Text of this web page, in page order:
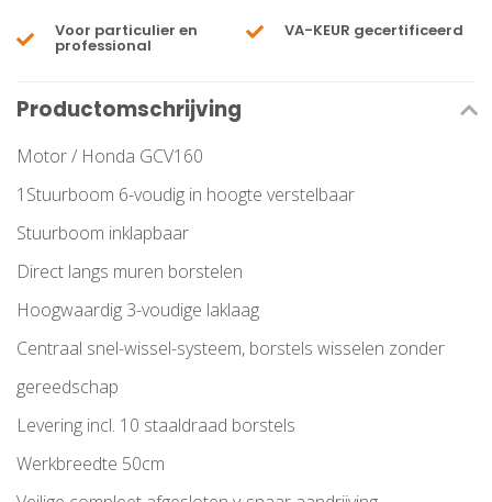
Voor particulier en
professional
VA-KEUR gecertificeerd
Productomschrijving
Motor / Honda GCV160
1Stuurboom 6-voudig in hoogte verstelbaar
Stuurboom inklapbaar
Direct langs muren borstelen
Hoogwaardig 3-voudige laklaag
Centraal snel-wissel-systeem, borstels wisselen zonder
gereedschap
Levering incl. 10 staaldraad borstels
Werkbreedte 50cm